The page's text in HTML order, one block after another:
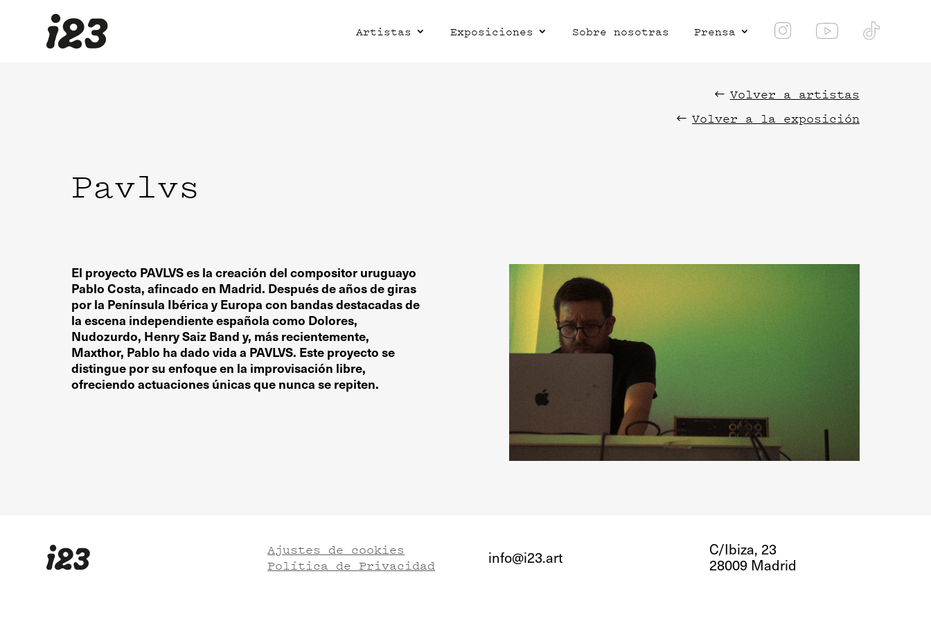
Artistas Exposiciones Sobre nosotras Prensa
Volver a artistas
Volver a la exposición
Pavlvs
El proyecto PAVLVS es la creación del compositor uruguayo
Pablo Costa, afincado en Madrid. Después de años de giras
por la Península Ibérica y Europa con bandas destacadas de
la escena independiente española como Dolores,
Nudozurdo, Henry Saiz Band y, más recientemente,
Maxthor, Pablo ha dado vida a PAVLVS. Este proyecto se
distingue por su enfoque en la improvisación libre,
ofreciendo actuaciones únicas que nunca se repiten.
Ajustes de cookies
Política de Privacidad
info@i23.art
C/Ibiza, 23
28009 Madrid